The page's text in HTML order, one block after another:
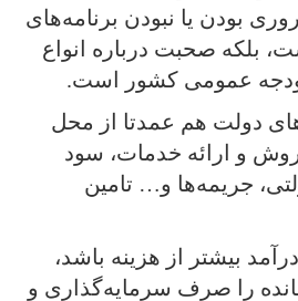
بودن یا نبودن برنامه‌های
بلکه صحبت درباره انواع
عمومی کشور است.
دولت هم عمدتا از محل
و ارائه خدمات، سود
جریمه‌ها و… تامین
بیشتر از هزینه باشد،
را صرف سرمایه‌گذاری و